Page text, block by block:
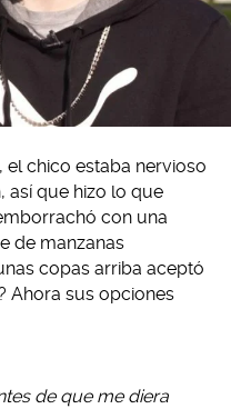
chico estaba nervioso
así que hizo lo que
con una
de manzanas
copas arriba aceptó
Ahora sus opciones
de que me diera